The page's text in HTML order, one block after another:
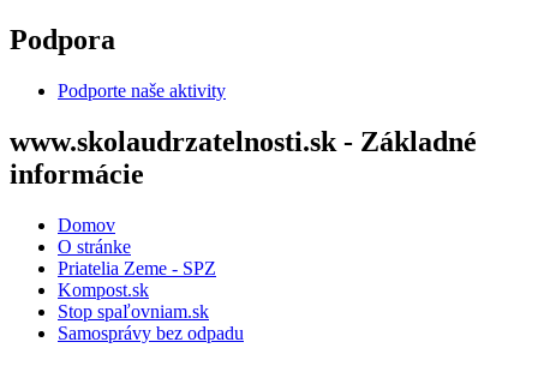
Skočiť na hlavný obsah
Podpora
Podporte naše aktivity
www.skolaudrzatelnosti.sk - Základné
informácie
Domov
O stránke
Priatelia Zeme - SPZ
Kompost.sk
Stop spaľovniam.sk
Samosprávy bez odpadu